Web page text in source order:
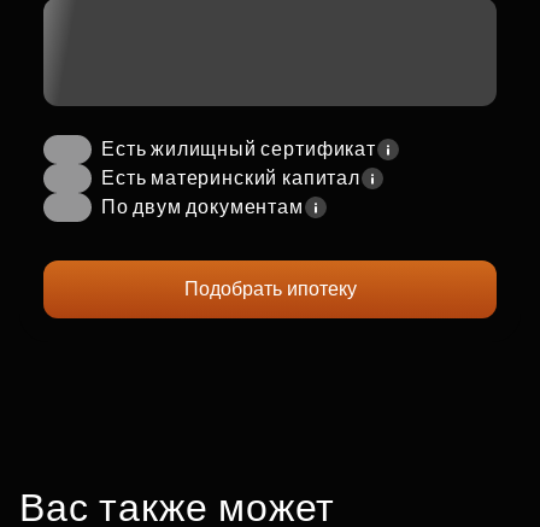
Есть жилищный сертификат
Есть материнский капитал
По двум документам
Подобрать ипотеку
Вас также может